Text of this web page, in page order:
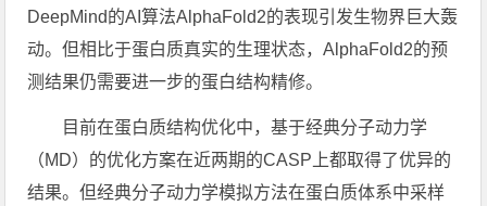
DeepMind的AI算法AlphaFold2的表现引发生物界巨大轰
动。但相比于蛋白质真实的生理状态，AlphaFold2的预
测结果仍需要进一步的蛋白结构精修。
目前在蛋白质结构优化中，基于经典分子动力学
（MD）的优化方案在近两期的CASP上都取得了优异的
结果。但经典分子动力学模拟方法在蛋白质体系中采样